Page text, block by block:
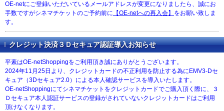
OE-netにご登録いただいているメールアドレスが変更になりましたら、誠にお
手数ですがシネマチケットのご予約前に 【OE-netへの再入会】 をお願い致しま
す。
クレジット決済３Ｄセキュア認証導入お知らせ
平素はOE-netShoppingをご利用頂き誠にありがとうございます。
2024年11月25日より、クレジットカードの不正利用を防止する為にEMV3-Dセ
キュア（3Dセキュア2.0）による本人確認サービスを導入いたします。
OE-netShoppingにてシネマチケットをクレジットカードでご購入頂く際に、３
Ｄセキュア本人認証サービスの登録がされていないクレジットカードはご利用
頂けなくなります。